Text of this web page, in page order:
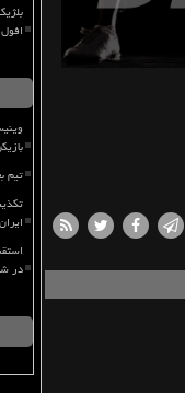
تیم
ایران
در